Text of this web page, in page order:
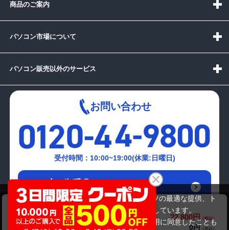
デル（DELL） Latitude 3500
商品価格(税込) 22,800円
オプション小計価格(税込) 0円
商品のご案内
パソコン市場について
パソコン販売以外のサービス
お問い合わせ
受付時間：10:00~19:00(休業:日曜日)
メールでの
お問い合わせはこちら
当サイトでは利用体験の向上およびコンテンツの最適な提供、ト
ラフィックの分析を目的としてCookieを使用しています。
サイトの閲覧を継続された場合、Cookieの利用に同意したことも